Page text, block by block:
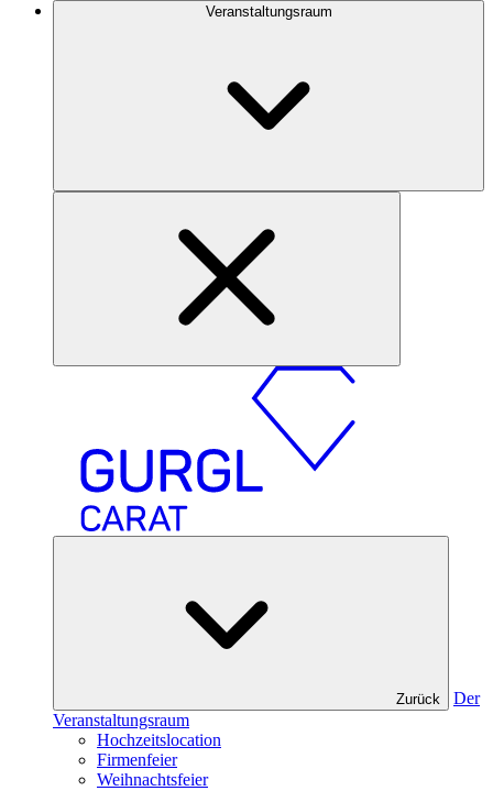
Veranstaltungsraum
Zurück
Der
Veranstaltungsraum
Hochzeitslocation
Firmenfeier
Weihnachtsfeier